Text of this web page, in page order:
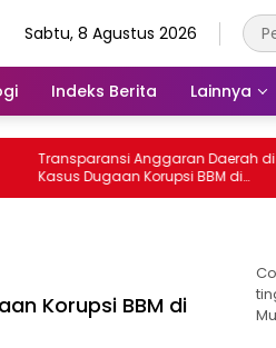
Sabtu, 8 Agustus 2026
Indeks Berita Lainnya
Transparansi Anggaran Daerah di
Kasus Dugaan Korupsi BBM di
Tanjungpinang yang Masih Diusut
Korupsi BBM di